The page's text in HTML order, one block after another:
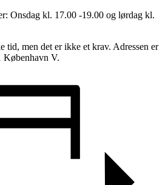
Onsdag kl. 17.00 -19.00 og lørdag kl.
tid, men det er ikke et krav. Adressen er
København V.